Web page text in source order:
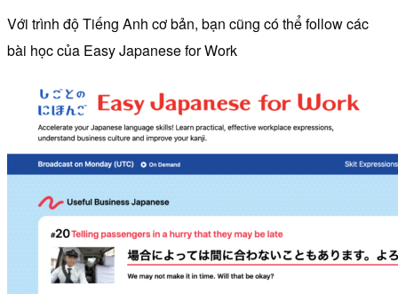
Với trình độ Tiếng Anh cơ bản, bạn cũng có thể follow các
bài học của Easy Japanese for Work